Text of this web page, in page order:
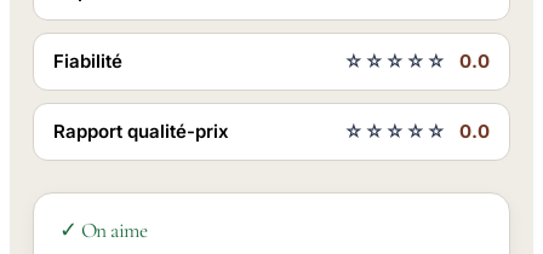
Fiabilité ☆☆☆☆☆ 0.0
Rapport qualité-prix ☆☆☆☆☆ 0.0
✓ On aime